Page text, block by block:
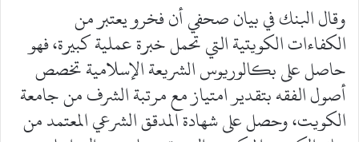
وقال البنك في بيان صحفي أن فخرو يعتبر من
الكفاءات الكويتية التي تحمل خبرة عملية كبيرة، فهو
حاصل على بكالوريوس الشريعة الإسلامية تخصص
أصول الفقه بتقدير امتياز مع مرتبة الشرف من جامعة
الكويت، وحصل على شهادة المدقق الشرعي المعتمد من